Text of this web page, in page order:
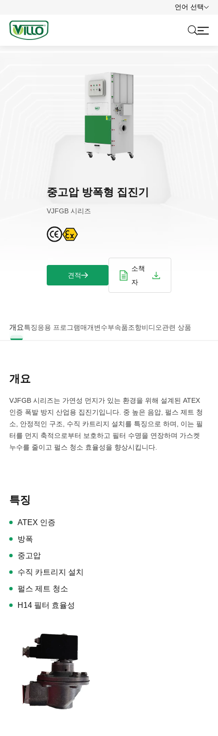
언어 선택
중고압 방폭형 집진기
VJFGB 시리즈
견적
소책
자
개요특징응용 프로그램매개변수부속품조항비디오관련 상품
개요
VJFGB 시리즈는 가연성 먼지가 있는 환경을 위해 설계된 ATEX
인증 폭발 방지 산업용 집진기입니다. 중 높은 음압, 펄스 제트 청
소, 안정적인 구조, 수직 카트리지 설치를 특징으로 하며, 이는 필
터를 먼지 축적으로부터 보호하고 필터 수명을 연장하며 가스켓
누수를 줄이고 펄스 청소 효율성을 향상시킵니다.
특징
ATEX 인증
방폭
중고압
수직 카트리지 설치
펄스 제트 청소
H14 필터 효율성